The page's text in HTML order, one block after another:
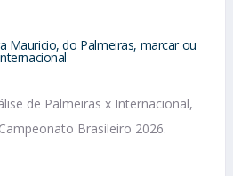
Mauricio, do Palmeiras, marcar ou
de Palmeiras x Internacional,
Brasileiro 2026.